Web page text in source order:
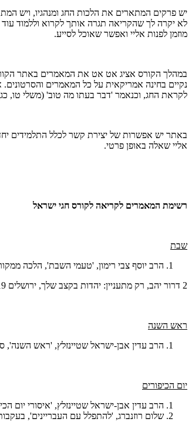
יש פרקים המתארים את הלכות החג ומנהגיו, ויש
לא יקרה לך שהקריאה תגרה אותך לקרוא וללמוד
מוזמן לפנות אליי ואפשר שאוכל לסייע.
במהלך הקורס אציג אט אט את המאמרים באתר
נקיים בחינה אמריקאית על כל המאמרים
לקראת החג, וכנאמר 'דבר בעתו מה טוב' (משלי טו,
באתר יש אפשרות של יצירת קשר לכלל התלמידים
אליי שאלה באופן פרטי.
רשימת המאמרים לקריאה לקורס חגי ישראל
שבת
הרב יוסף צבי רימון, 'טעמי השבת', הלכה ממקורה:
2 דרור יהב, רק מתעניין: יהדות בקצב שלך, ירושלים 2019, עמ' 208-206
ראש השנה
הרב עדין אבן-ישראל שטיינזלץ, 'ראש השנה', סודות
יום הכיפורים
הרב עדין אבן-ישראל שטיינזלץ, 'איסורי יום
שלום רוזנברג, 'להתפלל עם העבריינים', בעקבות הזמן